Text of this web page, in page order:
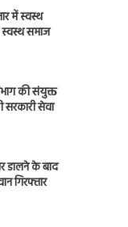
में स्वस्थ
स्वस्थ समाज
की संयुक्त
सरकारी सेवा
डालने के बाद
गिरफ्तार